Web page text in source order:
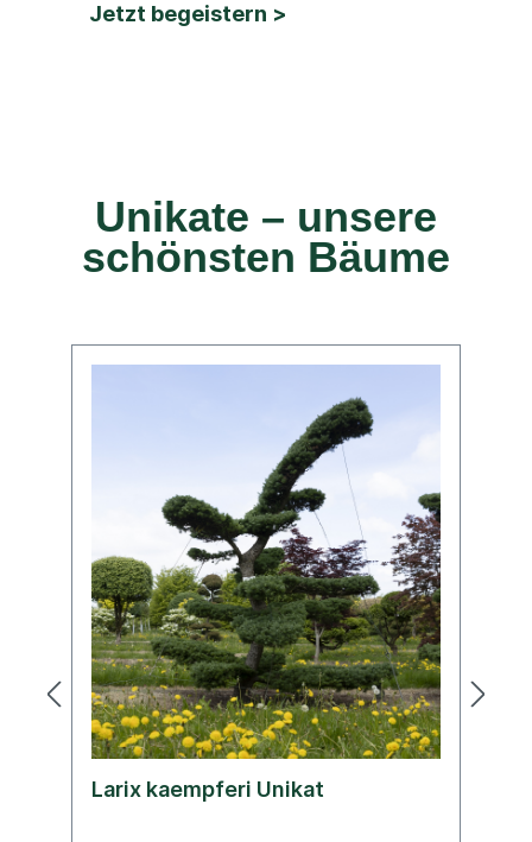
Jetzt begeistern >
Unikate – unsere
schönsten Bäume
Larix kaempferi Unikat